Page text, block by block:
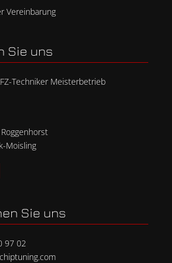
Vereinbarung
Sie uns
Techniker Meisterbetrieb
Moisling
Sie uns
97 02